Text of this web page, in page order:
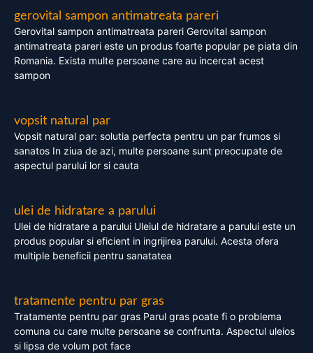
gerovital sampon antimatreata pareri
Gerovital sampon antimatreata pareri Gerovital sampon
antimatreata pareri este un produs foarte popular pe piata din
Romania. Exista multe persoane care au incercat acest
sampon
vopsit natural par
Vopsit natural par: solutia perfecta pentru un par frumos si
sanatos In ziua de azi, multe persoane sunt preocupate de
aspectul parului lor si cauta
ulei de hidratare a parului
Ulei de hidratare a parului Uleiul de hidratare a parului este un
produs popular si eficient in ingrijirea parului. Acesta ofera
multiple beneficii pentru sanatatea
tratamente pentru par gras
Tratamente pentru par gras Parul gras poate fi o problema
comuna cu care multe persoane se confrunta. Aspectul uleios
si lipsa de volum pot face